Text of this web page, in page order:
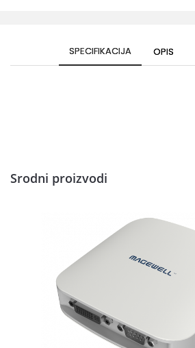
SPECIFIKACIJA OPIS
Srodni proizvodi